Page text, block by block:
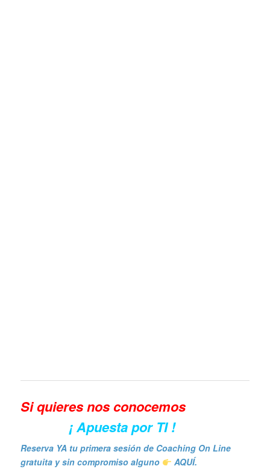
Si quieres nos conocemos
¡ Apuesta por TI !
Reserva YA tu primera sesión de Coaching On Line
gratuita y sin compromiso alguno
AQUÍ.